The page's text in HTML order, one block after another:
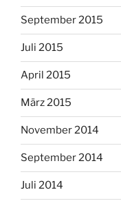
September 2015
Juli 2015
April 2015
März 2015
November 2014
September 2014
Juli 2014